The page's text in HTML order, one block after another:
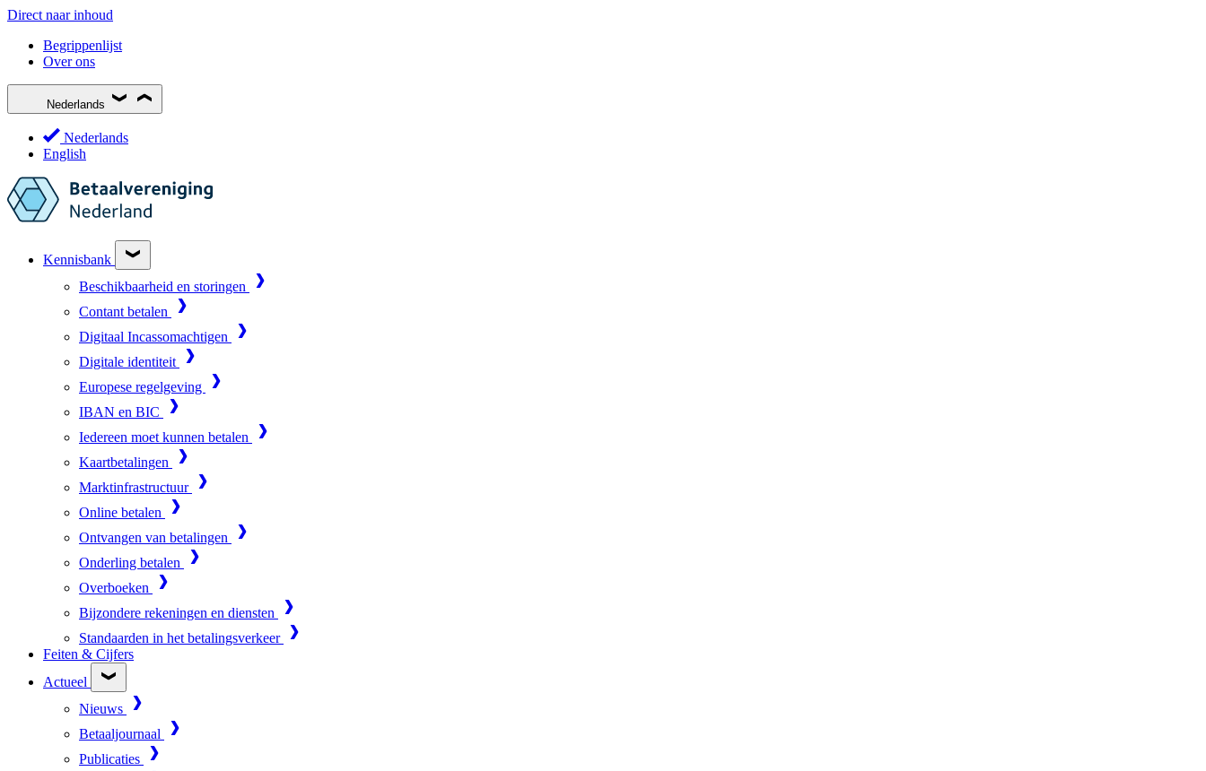
Direct naar inhoud
Begrippenlijst
Over ons
Nederlands
Nederlands
English
Kennisbank
Beschikbaarheid en storingen
Contant betalen
Digitaal Incassomachtigen
Digitale identiteit
Europese regelgeving
IBAN en BIC
Iedereen moet kunnen betalen
Kaartbetalingen
Marktinfrastructuur
Online betalen
Ontvangen van betalingen
Onderling betalen
Overboeken
Bijzondere rekeningen en diensten
Standaarden in het betalingsverkeer
Feiten & Cijfers
Actueel
Nieuws
Betaaljournaal
Publicaties